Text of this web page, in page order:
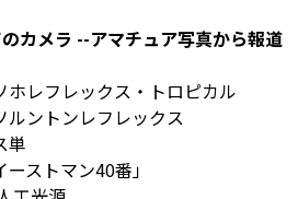
カメラ --アマチュア写真から報道
レフレックス・トロピカル
ントンレフレックス
単
ストマン40番」